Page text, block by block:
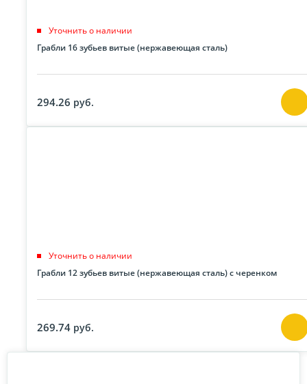
Уточнить о наличии
Грабли 16 зубьев витые (нержавеющая сталь)
294.26 руб.
Уточнить о наличии
Грабли 12 зубьев витые (нержавеющая сталь) с черенком
269.74 руб.